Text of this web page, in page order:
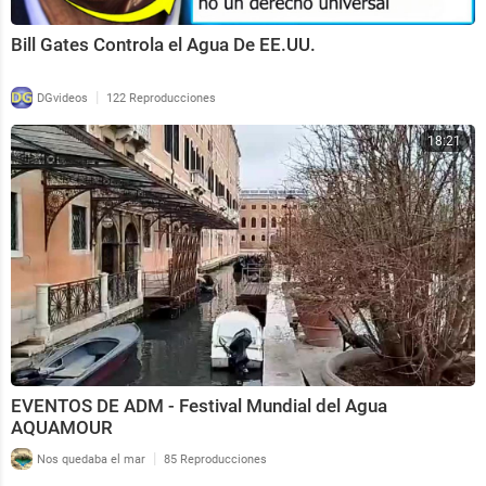
Bill Gates Controla el Agua De EE.UU.
DGvideos | 122 Reproducciones
18:21
EVENTOS DE ADM - Festival Mundial del Agua
AQUAMOUR
Nos quedaba el mar | 85 Reproducciones